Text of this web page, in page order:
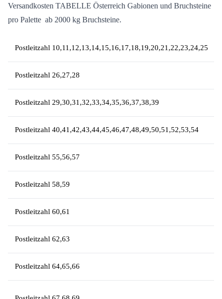
Versandkosten TABELLE Österreich Gabionen und Bruchsteine
Postleitzahl 10,11,12,13,14,15,16,17,18,19,20,21,22,23,24,25
Postleitzahl 26,27,28
Postleitzahl 29,30,31,32,33,34,35,36,37,38,39
Postleitzahl 40,41,42,43,44,45,46,47,48,49,50,51,52,53,54
Postleitzahl 55,56,57
Postleitzahl 58,59
Postleitzahl 60,61
Postleitzahl 62,63
Postleitzahl 64,65,66